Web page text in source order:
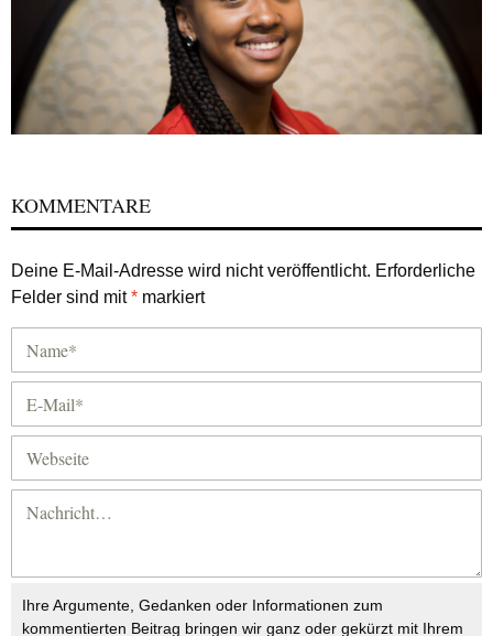
KOMMENTARE
Deine E-Mail-Adresse wird nicht veröffentlicht. Erforderliche
Felder sind mit* markiert
Ihre Argumente, Gedanken oder Informationen zum
kommentierten Beitrag bringen wir ganz oder gekürzt mit Ihrem